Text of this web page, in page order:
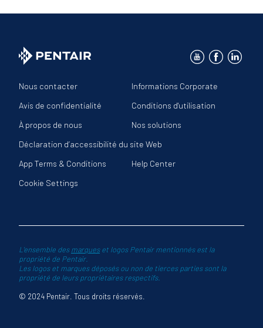
Nous contacter
Informations Corporate
Avis de confidentialité
Conditions d'utilisation
À propos de nous
Nos solutions
Déclaration d’accessibilité du site Web
App Terms & Conditions
Help Center
Cookie Settings
L'ensemble desmarqueset logos Pentair mentionnés est la
propriété de Pentair.
Les logos et marques déposés ou non de tierces parties sont la
propriété de leurs propriétaires respectifs.
© 2024 Pentair. Tous droits réservés.